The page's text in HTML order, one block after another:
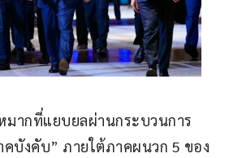
มากที่แยบยลผ่านกระบวนการ
บังคับ” ภายใต้ภาคผนวก 5 ของ